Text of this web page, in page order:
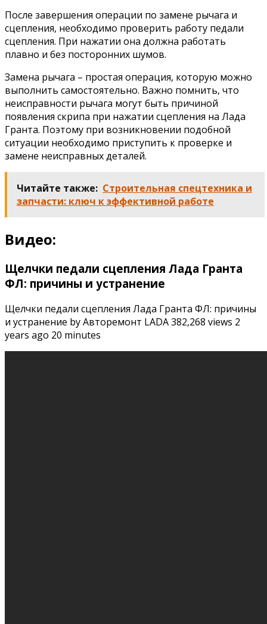
После завершения операции по замене рычага и
сцепления, необходимо проверить работу педали
сцепления. При нажатии она должна работать
плавно и без посторонних шумов.
Замена рычага – простая операция, которую можно
выполнить самостоятельно. Важно помнить, что
неисправности рычага могут быть причиной
появления скрипа при нажатии сцепления на Лада
Гранта. Поэтому при возникновении подобной
ситуации необходимо приступить к проверке и
замене неисправных деталей.
Читайте также: Строительная спецтехника и
запчасти: ключ к эффективной работе
Видео:
Щелчки педали сцепления Лада Гранта
ФЛ: причины и устранение
Щелчки педали сцепления Лада Гранта ФЛ: причины
и устранение by Авторемонт LADA 382,268 views 2
years ago 20 minutes